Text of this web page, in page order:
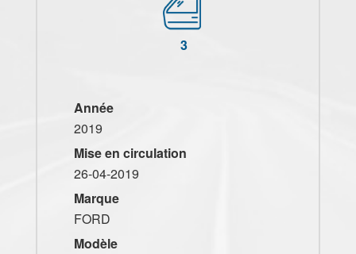
3
Année
2019
Mise en circulation
26-04-2019
Marque
FORD
Modèle